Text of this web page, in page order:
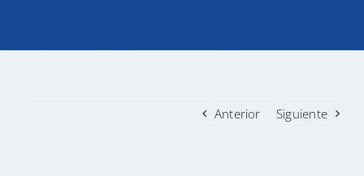
TRANSPARENCIA
Anterior Siguiente